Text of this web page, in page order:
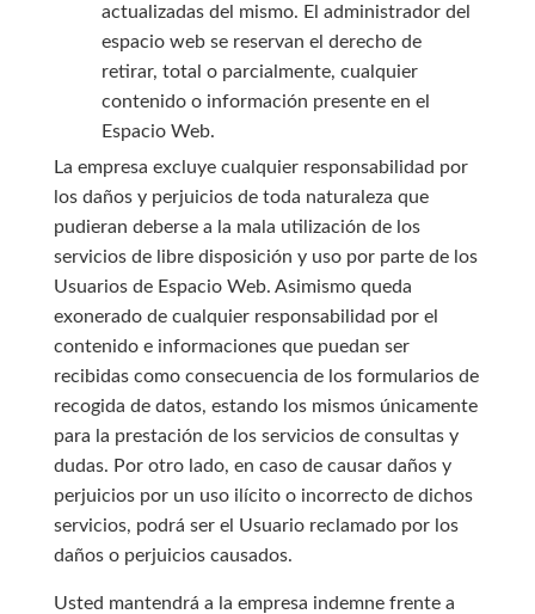
actualizadas del mismo. El administrador del
espacio web se reservan el derecho de
retirar, total o parcialmente, cualquier
contenido o información presente en el
Espacio Web.
La empresa excluye cualquier responsabilidad por
los daños y perjuicios de toda naturaleza que
pudieran deberse a la mala utilización de los
servicios de libre disposición y uso por parte de los
Usuarios de Espacio Web. Asimismo queda
exonerado de cualquier responsabilidad por el
contenido e informaciones que puedan ser
recibidas como consecuencia de los formularios de
recogida de datos, estando los mismos únicamente
para la prestación de los servicios de consultas y
dudas. Por otro lado, en caso de causar daños y
perjuicios por un uso ilícito o incorrecto de dichos
servicios, podrá ser el Usuario reclamado por los
daños o perjuicios causados.
Usted mantendrá a la empresa indemne frente a